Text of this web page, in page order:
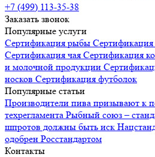
+7 (499) 113-35-38
Заказать звонок
Популярные услуги
Сертификация рыбы Сертификация
Сертификация чая Сертификация
и молочной продукции
носков Сертификация футболок
Популярные статьи
Производители пива призывают к
техрегламента Рыбный союз –
шпротов должны быть иск
одобрен Росстандартом
Контакты